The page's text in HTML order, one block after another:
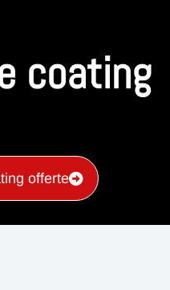
coating
offerte